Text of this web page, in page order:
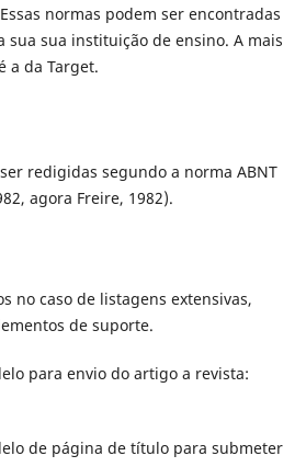
normas podem ser encontradas
sua sua instituição de ensino. A mais
a da Target.
redigidas segundo a norma ABNT
agora Freire, 1982).
no caso de listagens extensivas,
de suporte.
para envio do artigo a revista:
de página de título para submeter